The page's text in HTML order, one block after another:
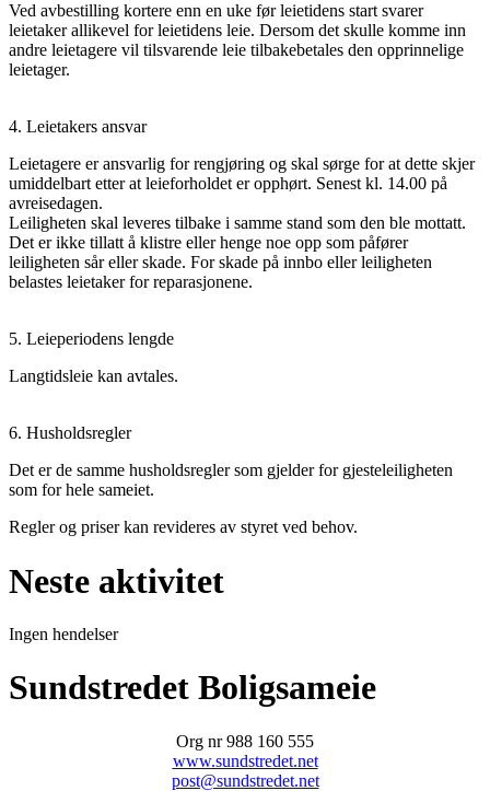
Ved avbestilling kortere enn en uke før leietidens start svarer
leietaker allikevel for leietidens leie. Dersom det skulle komme inn
andre leietagere vil tilsvarende leie tilbakebetales den opprinnelige
leietager.
4. Leietakers ansvar
Leietagere er ansvarlig for rengjøring og skal sørge for at dette skjer
umiddelbart etter at leieforholdet er opphørt. Senest kl. 14.00 på
avreisedagen.
Leiligheten skal leveres tilbake i samme stand som den ble mottatt.
Det er ikke tillatt å klistre eller henge noe opp som påfører
leiligheten sår eller skade. For skade på innbo eller leiligheten
belastes leietaker for reparasjonene.
5. Leieperiodens lengde
Langtidsleie kan avtales.
6. Husholdsregler
Det er de samme husholdsregler som gjelder for gjesteleiligheten
som for hele sameiet.
Regler og priser kan revideres av styret ved behov.
Neste aktivitet
Ingen hendelser
Sundstredet Boligsameie
Org nr 988 160 555
www.sundstredet.net
post@sundstredet.net